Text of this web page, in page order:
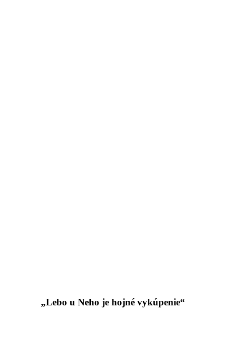
„Lebo u Neho je hojné vykúpenie“